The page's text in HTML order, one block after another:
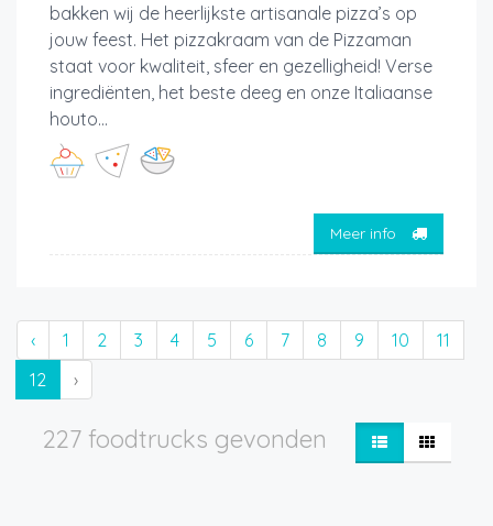
bakken wij de heerlijkste artisanale pizza’s op
jouw feest. Het pizzakraam van de Pizzaman
staat voor kwaliteit, sfeer en gezelligheid! Verse
ingrediënten, het beste deeg en onze Italiaanse
houto...
Meer info
‹ 1 2 3 4 5 6 7 8 9 10
11
12
›
227 foodtrucks gevonden